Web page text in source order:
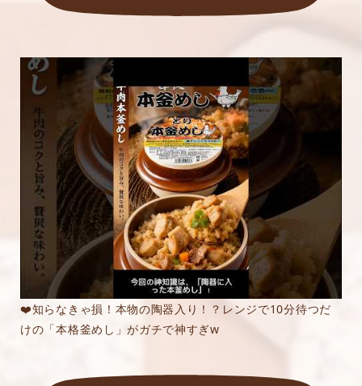
❤️知らなきゃ損！本物の陶器入り！？レンジで10分待つだ
けの「本格釜めし」がガチで神すぎw